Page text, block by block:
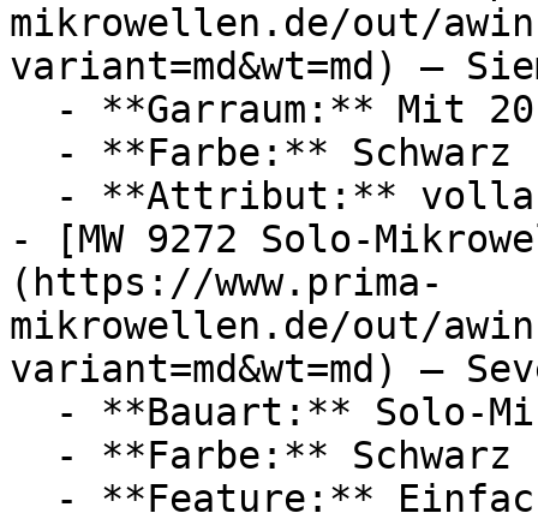
mikrowellen.de/out/
variant=md&wt=md) —
- [MW 9272 Solo-
(https://www.prima-
mikrowellen.de/out/
variant=md&wt=md) —